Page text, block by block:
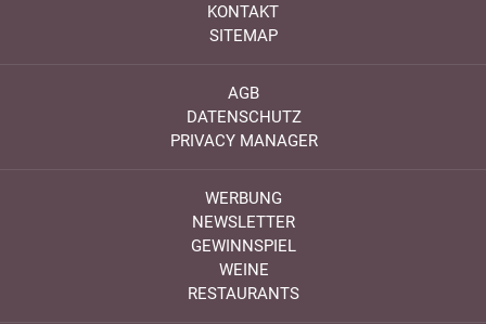
KONTAKT
SITEMAP
AGB
DATENSCHUTZ
PRIVACY MANAGER
WERBUNG
NEWSLETTER
GEWINNSPIEL
WEINE
RESTAURANTS